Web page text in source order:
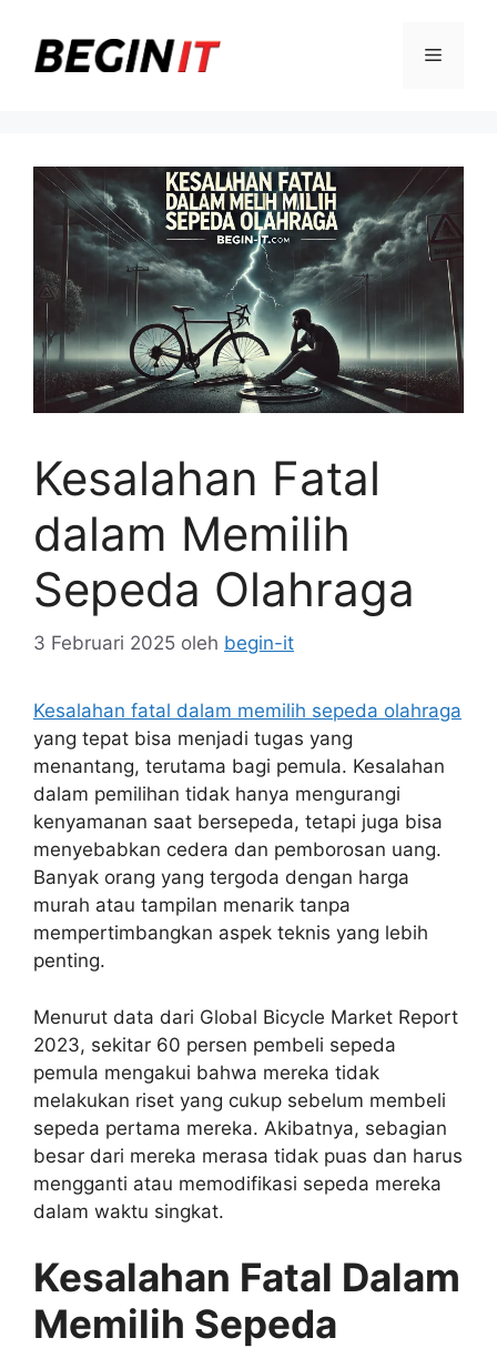
Menu
Kesalahan Fatal
dalam Memilih
Sepeda Olahraga
3 Februari 2025 oleh begin-it
Kesalahan fatal dalam memilih sepeda olahraga
yang tepat bisa menjadi tugas yang
menantang, terutama bagi pemula. Kesalahan
dalam pemilihan tidak hanya mengurangi
kenyamanan saat bersepeda, tetapi juga bisa
menyebabkan cedera dan pemborosan uang.
Banyak orang yang tergoda dengan harga
murah atau tampilan menarik tanpa
mempertimbangkan aspek teknis yang lebih
penting.
Menurut data dari Global Bicycle Market Report
2023, sekitar 60 persen pembeli sepeda
pemula mengakui bahwa mereka tidak
melakukan riset yang cukup sebelum membeli
sepeda pertama mereka. Akibatnya, sebagian
besar dari mereka merasa tidak puas dan harus
mengganti atau memodifikasi sepeda mereka
dalam waktu singkat.
Kesalahan Fatal Dalam
Memilih Sepeda